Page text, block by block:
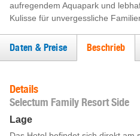
aufregendem Aquapark und
Kulisse für unvergessliche
Daten & Preise Beschrieb
Details
Selectum Family Resort Side
Lage